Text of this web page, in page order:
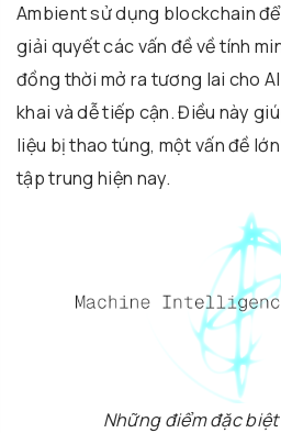
Ambient sử dụng blockchain
giải quyết các vấn đề về tính
đồng thời mở ra tương lai cho
khai và dễ tiếp cận. Điều này
liệu bị thao túng, một vấn đề
tập trung hiện nay.
Những điểm đặc